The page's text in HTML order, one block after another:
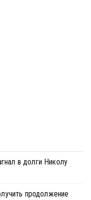
в долги Николу
продолжение